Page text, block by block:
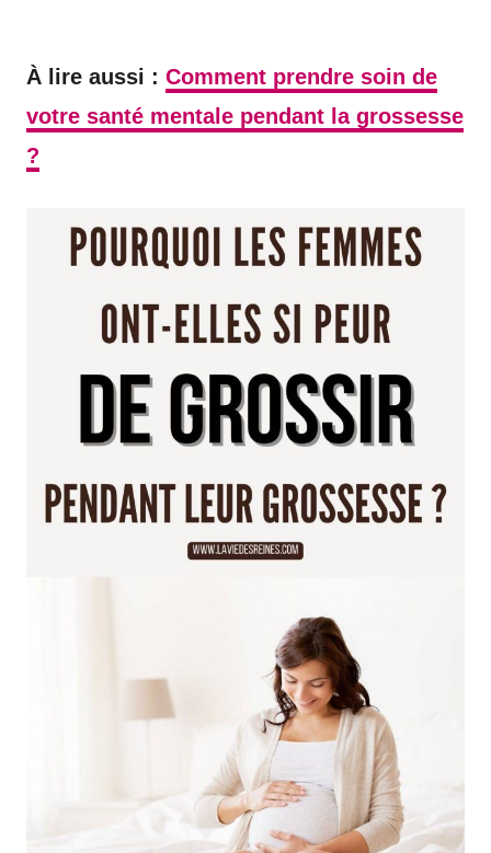
À lire aussi : Comment prendre soin de
votre santé mentale pendant la grossesse
?